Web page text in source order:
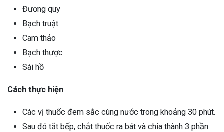
Đương quy
Bạch truật
Cam thảo
Bạch thược
Sài hồ
Cách thực hiện
Các vị thuốc đem sắc cùng nước trong khoảng 30 phút.
Sau đó tắt bếp, chắt thuốc ra bát và chia thành 3 phần